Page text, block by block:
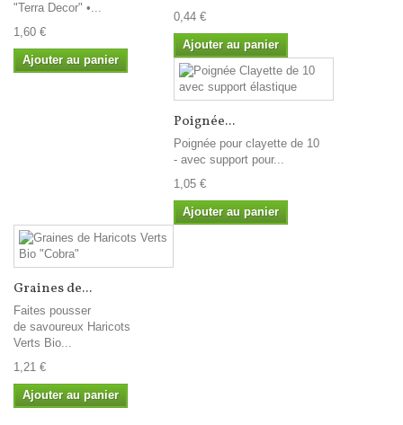
"Terra Decor" •...
1,60 €
Ajouter au panier
0,44 €
Ajouter au panier
Poignée...
Poignée pour clayette de 10
- avec support pour...
1,05 €
Ajouter au panier
Graines de...
Faites pousser
de savoureux Haricots
Verts Bio...
1,21 €
Ajouter au panier